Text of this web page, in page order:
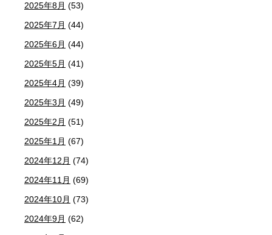
2025年8月 (53)
2025年7月 (44)
2025年6月 (44)
2025年5月 (41)
2025年4月 (39)
2025年3月 (49)
2025年2月 (51)
2025年1月 (67)
2024年12月 (74)
2024年11月 (69)
2024年10月 (73)
2024年9月 (62)